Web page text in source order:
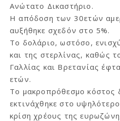
Ανώτατο Δικαστήριο.
Η απόδοση των 30ετών
αυξήθηκε σχεδόν στο 5%.
Το δολάριο, ωστόσο,
και της στερλίνας, καθώς
Γαλλίας και Βρετανίας
ετών.
Το μακροπρόθεσμο κόστος
εκτινάχθηκε στο
κρίση χρέους της